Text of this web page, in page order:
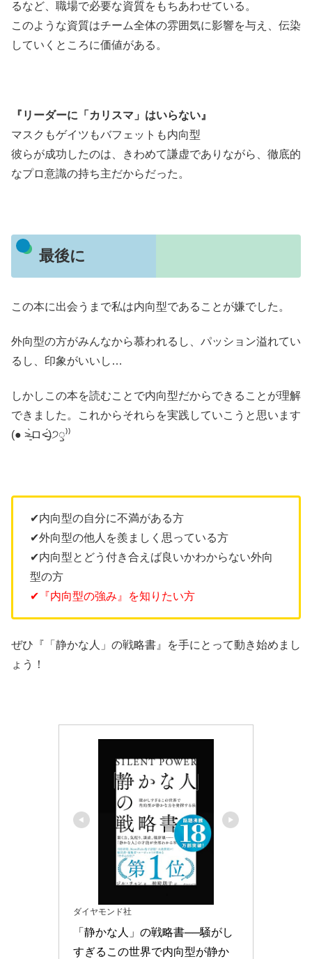
るなど、職場で必要な資質をもちあわせている。
このような資質はチーム全体の雰囲気に影響を与え、伝染
していくところに価値がある。
『リーダーに「カリスマ」はいらない』
マスクもゲイツもバフェットも内向型
彼らが成功したのは、きわめて謙虚でありながら、徹底的
なプロ意識の持ち主だからだった。
最後に
この本に出会うまで私は内向型であることが嫌でした。
外向型の方がみんなから慕われるし、パッション溢れてい
るし、印象がいいし…
しかしこの本を読むことで内向型だからできることが理解
できました。これからそれらを実践していこうと思います
(● ˃̶͈̀ロ˂̶͈́)੭ꠥ⁾⁾
✔︎内向型の自分に不満がある方
✔︎外向型の他人を羨ましく思っている方
✔︎内向型とどう付き合えば良いかわからない外向
型の方
✔︎『内向型の強み』を知りたい方
ぜひ『「静かな人」の戦略書』を手にとって動き始めまし
ょう！
ダイヤモンド社
「静かな人」の戦略書──騒がし
すぎるこの世界で内向型が静か